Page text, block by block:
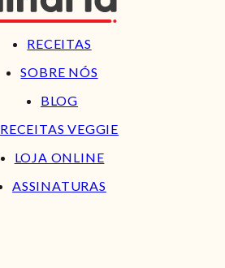
RECEITAS
SOBRE NÓS
BLOG
RECEITAS VEGGIE
LOJA ONLINE
ASSINATURAS